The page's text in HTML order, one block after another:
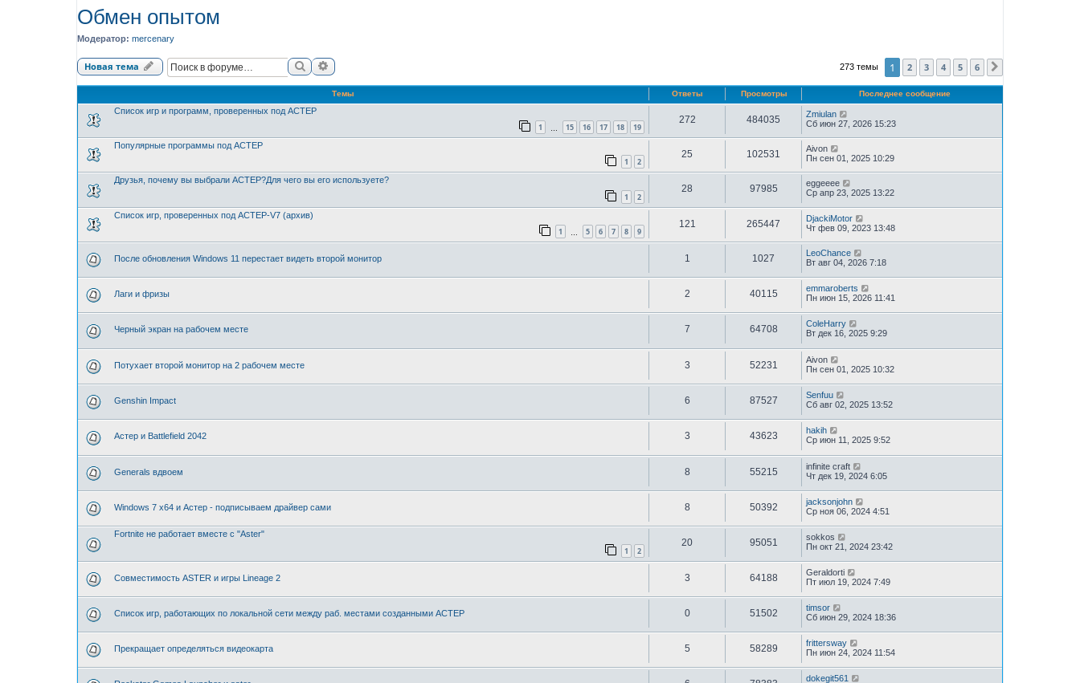
Обмен опытом
Модератор: mercenary
Новая тема ПоискРасширенный поиск 273 темы 1 2 3 4 5 6
Темы Ответы Просмотры Последнее сообщение
Список игр и программ, проверенных под АСТЕР
1 … 15 16 17 18 19
272 484035
Zmiulan
Сб июн 27, 2026 15:23
Популярные программы под АСТЕР
1 2
25 102531
Aivon
Пн сен 01, 2025 10:29
Друзья, почему вы выбрали АСТЕР?Для чего вы его используете?
1 2
28 97985
eggeeee
Ср апр 23, 2025 13:22
Список игр, проверенных под АСТЕР-V7 (архив)
1 5 6 7 8 9
121 265447
DjackiMotor
Чт фев 09, 2023 13:48
После обновления Windows 11 перестает видеть второй монитор 1 1027
LeoChance
Вт авг 04, 2026 7:18
Лаги и фризы 2 40115
emmaroberts
Пн июн 15, 2026 11:41
Черный экран на рабочем месте 7 64708
ColeHarry
Вт дек 16, 2025 9:29
Потухает второй монитор на 2 рабочем месте 3 52231
Aivon
Пн сен 01, 2025 10:32
Genshin Impact 6 87527
Senfuu
Сб авг 02, 2025 13:52
Астер и Battlefield 2042 3 43623
hakih
Ср июн 11, 2025 9:52
Generals вдвоем 8 55215
infinite craft
Чт дек 19, 2024 6:05
Windows 7 x64 и Астер - подписываем драйвер сами 8 50392
jacksonjohn
Ср ноя 06, 2024 4:51
Fortnite не работает вместе с "Aster"
1 2
20 95051
sokkos
Пн окт 21, 2024 23:42
Совместимость ASTER и игры Lineage 2 3 64188
Geraldorti
Пт июл 19, 2024 7:49
Список игр, работающих по локальной сети между раб. местами созданными АСТЕР 0 51502
timsor
Сб июн 29, 2024 18:36
Прекращает определяться видеокарта 5 58289
frittersway
Пн июн 24, 2024 11:54
dokegit561